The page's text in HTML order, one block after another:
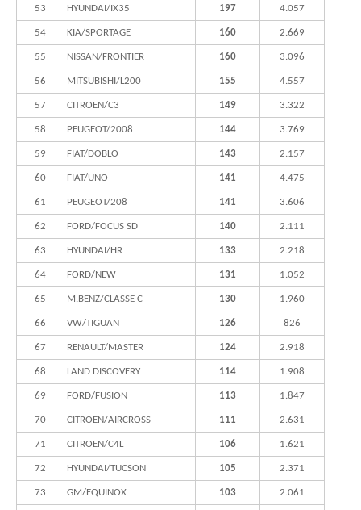
53 HYUNDAI/IX35 197 4.057
54 KIA/SPORTAGE 160 2.669
55 NISSAN/FRONTIER 160 3.096
56 MITSUBISHI/L200 155 4.557
57 CITROEN/C3 149 3.322
58 PEUGEOT/2008 144 3.769
59 FIAT/DOBLO 143 2.157
60 FIAT/UNO 141 4.475
61 PEUGEOT/208 141 3.606
62 FORD/FOCUS SD 140 2.111
63 HYUNDAI/HR 133 2.218
64 FORD/NEW 131 1.052
65 M.BENZ/CLASSE C 130 1.960
66 VW/TIGUAN 126 826
67 RENAULT/MASTER 124 2.918
68 LAND DISCOVERY 114 1.908
69 FORD/FUSION 113 1.847
70 CITROEN/AIRCROSS 111 2.631
71 CITROEN/C4L 106 1.621
72 HYUNDAI/TUCSON 105 2.371
73 GM/EQUINOX 103 2.061